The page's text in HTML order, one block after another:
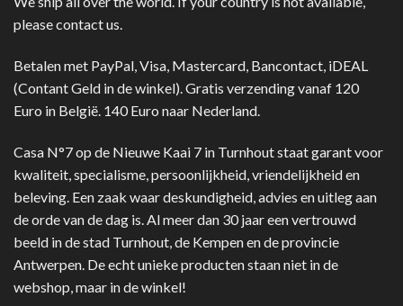
please contact us.
Betalen met PayPal, Visa, Mastercard, Bancontact, iDEAL
(Contant Geld in de winkel). Gratis verzending vanaf 120
Euro in België. 140 Euro naar Nederland.
Casa N°7 op de Nieuwe Kaai 7 in Turnhout staat garant voor
kwaliteit, specialisme, persoonlijkheid, vriendelijkheid en
beleving. Een zaak waar deskundigheid, advies en uitleg aan
de orde van de dag is. Al meer dan 30 jaar een vertrouwd
beeld in de stad Turnhout, de Kempen en de provincie
Antwerpen. De echt unieke producten staan niet in de
webshop, maar in de winkel!